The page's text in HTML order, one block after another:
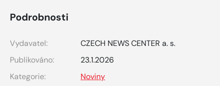
Podrobnosti
Vydavatel:
CZECH NEWS CENTER a. s.
Publikováno:
23.1.2026
Kategorie:
Noviny